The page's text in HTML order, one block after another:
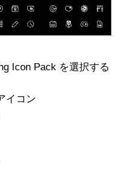
Icon Pack を選択する
イコン